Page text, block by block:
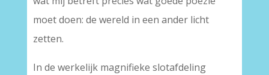
moet doen: de wereld in een ander licht
zetten.
In de werkelijk magnifieke slotafdeling